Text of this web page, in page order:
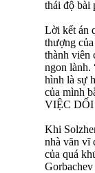
thái độ bài
Lời kết án
thượng
thành viên
ngon lành.
hình là sự
của mình
VIỆC
Khi
nhà văn vĩ
của quá